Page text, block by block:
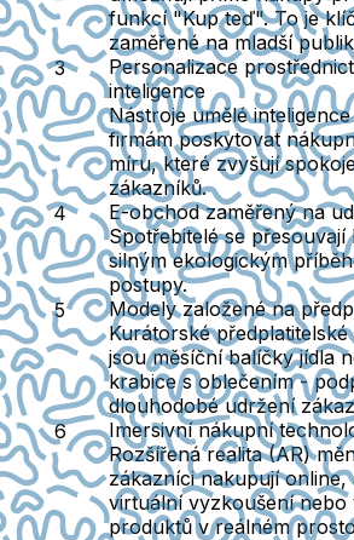
funkcí "Kup teď". To je
zaměřené na mladší
Personalizace
inteligence
Nástroje umělé
firmám poskytovat
míru, které zvyšují
zákazníků.
E-obchod zaměřený na
Spotřebitelé se přesouvají
silným ekologickým
postupy.
Modely založené na
Kurátorské
jsou měsíční balíčky jídla
krabice s oblečením -
dlouhodobé udržení
Imersivní nákupní
Rozšířená realita (AR)
zákazníci nakupují online,
virtuální vyzkoušení nebo
produktů v reálném